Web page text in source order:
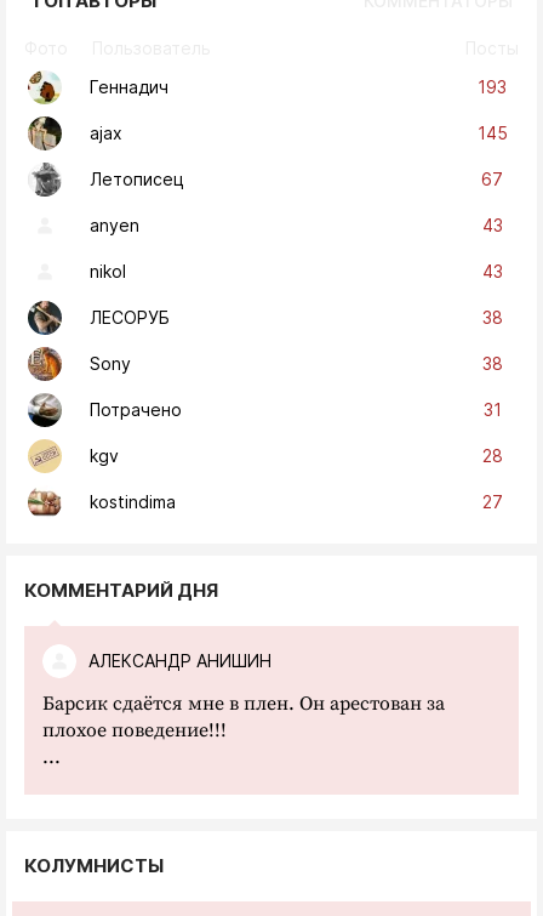
Геннадич
193
ajax 145
Летописец 67
anyen 43
nikol 43
ЛЕСОРУБ 38
Sony 38
Потрачено 31
kgv 28
kostindima 27
КОММЕНТАРИЙ ДНЯ
АЛЕКСАНДР АНИШИН
Барсик сдаётся мне в плен. Он арестован за
плохое поведение!!!
...
КОЛУМНИСТЫ